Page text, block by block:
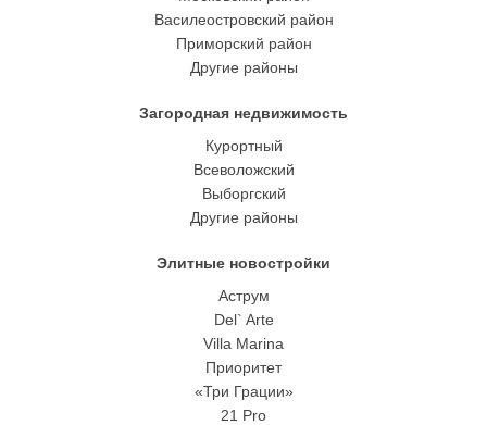
Василеостровский район
Приморский район
Другие районы
Загородная недвижимость
Курортный
Всеволожский
Выборгский
Другие районы
Элитные новостройки
Аструм
Del` Arte
Villa Marina
Приоритет
«Три Грации»
21 Pro